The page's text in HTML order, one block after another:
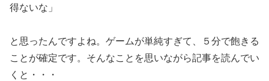
得ないな」
と思ったんですよね。ゲームが単純すぎて、５分で飽きる
ことが確定です。そんなことを思いながら記事を読んでい
くと・・・